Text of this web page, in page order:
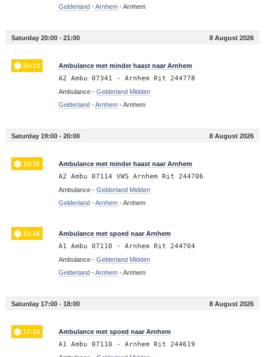
Gelderland -Arnhem-Arnhem
Saturday 20:00 - 21:00 8 August 2026
20:23 Ambulance met minder haast naar Arnhem
A2 Ambu 07341 - Arnhem Rit 244778
Ambulance - Gelderland Midden
Gelderland -Arnhem-Arnhem
Saturday 19:00 - 20:00 8 August 2026
19:15 Ambulance met minder haast naar Arnhem
A2 Ambu 07114 VWS Arnhem Rit 244706
Ambulance - Gelderland Midden
Gelderland -Arnhem-Arnhem
19:14 Ambulance met spoed naar Arnhem
A1 Ambu 07110 - Arnhem Rit 244704
Ambulance - Gelderland Midden
Gelderland -Arnhem-Arnhem
Saturday 17:00 - 18:00 8 August 2026
17:24 Ambulance met spoed naar Arnhem
A1 Ambu 07110 - Arnhem Rit 244619